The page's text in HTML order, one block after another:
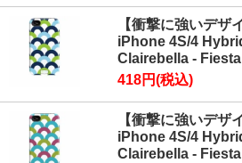
【衝撃に強いデザ
iPhone 4S/4
Clairebella - Fiesta
418円(税込)
【衝撃に強いデザ
iPhone 4S/4
Clairebella - Fiesta